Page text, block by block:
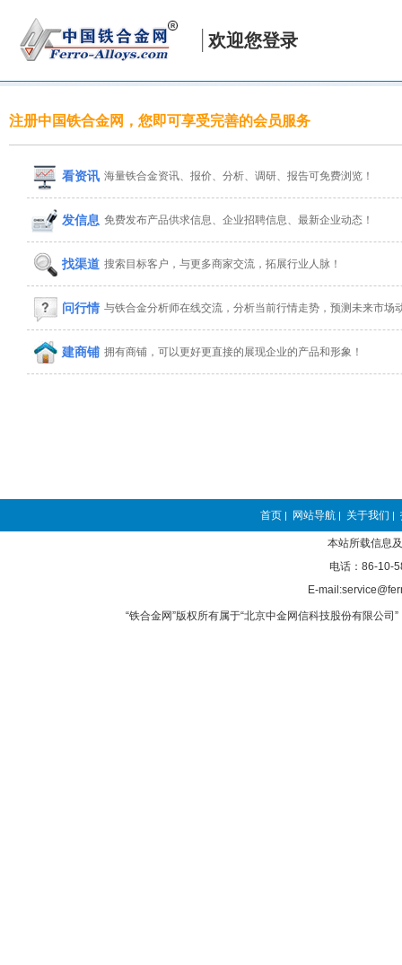
欢迎您登录
注册中国铁合金网，您即可享受完善的会员服务
看资讯 海量铁合金资讯、报价、分析、调研、报告可免费浏览！
发信息 免费发布产品供求信息、企业招聘信息、最新企业动态！
找渠道 搜索目标客户，与更多商家交流，拓展行业人脉！
问行情 与铁合金分析师在线交流，分析当前行情走势，预测未来市场
建商铺 拥有商铺，可以更好更直接的展现企业的产品和形象！
首页 | 网站导航 | 关于我们 |
本站所载信息
电话：86-10-
E-
“铁合金网”版权所有属于“北京中金网信科技股份有限公司